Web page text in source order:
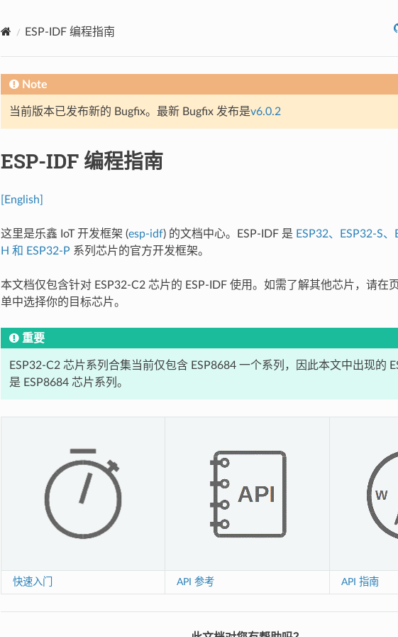
ESP-IDF 编程指南
Note
当前版本已发布新的 Bugfix。最新 Bugfix 发布是v6.0.2
ESP-IDF 编程指南
[English]
这里是乐鑫 IoT 开发框架 (esp-idf) 的文档中心。ESP-IDF 是 ESP32、ESP32-S
H 和 ESP32-P 系列芯片的官方开发框架。
本文档仅包含针对 ESP32-C2 芯片的 ESP-IDF 使用。如需了解其他芯片，请在
单中选择你的目标芯片。
重要
ESP32-C2 芯片系列合集当前仅包含 ESP8684 一个系列，因此本文中出现的
是 ESP8684 芯片系列。
快速入门 API 参考 API 指南